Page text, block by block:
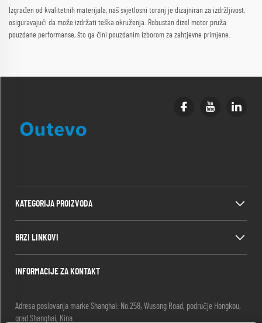
Izgrađen od kvalitetnih materijala, naš svjetlosni toranj je dizajniran za izdržljivost,
osiguravajući da može izdržati teška okruženja. Robustan dizel motor pruža
pouzdane performanse, što ga čini pouzdanim izborom za zahtjevne primjene.
KATEGORIJA PROIZVODA
BRZI LINKOVI
INFORMACIJE ZA KONTAKT
Adresa poslovanja marke Shanghai: No.258, Wusong Road, područje Hongkou,
grad Shanghai, Kina